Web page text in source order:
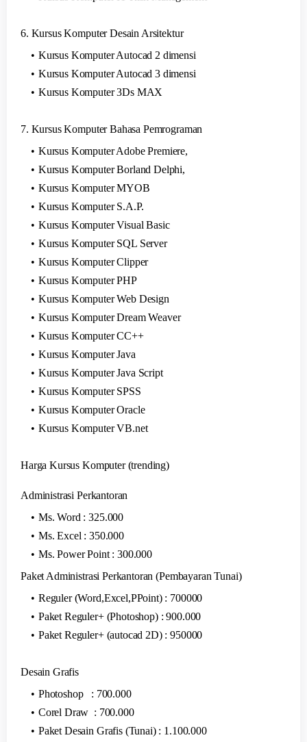
6. Kursus Komputer Desain Arsitektur
Kursus Komputer Autocad 2 dimensi
Kursus Komputer Autocad 3 dimensi
Kursus Komputer 3Ds MAX
7. Kursus Komputer Bahasa Pemrograman
Kursus Komputer Adobe Premiere,
Kursus Komputer Borland Delphi,
Kursus Komputer MYOB
Kursus Komputer S.A.P.
Kursus Komputer Visual Basic
Kursus Komputer SQL Server
Kursus Komputer Clipper
Kursus Komputer PHP
Kursus Komputer Web Design
Kursus Komputer Dream Weaver
Kursus Komputer CC++
Kursus Komputer Java
Kursus Komputer Java Script
Kursus Komputer SPSS
Kursus Komputer Oracle
Kursus Komputer VB.net
Harga Kursus Komputer (trending)
Administrasi Perkantoran
Ms. Word : 325.000
Ms. Excel : 350.000
Ms. Power Point : 300.000
Paket Administrasi Perkantoran (Pembayaran Tunai)
Reguler (Word,Excel,PPoint) : 700000
Paket Reguler+ (Photoshop) : 900.000
Paket Reguler+ (autocad 2D) : 950000
Desain Grafis
Photoshop : 700.000
Corel Draw : 700.000
Paket Desain Grafis (Tunai) : 1.100.000